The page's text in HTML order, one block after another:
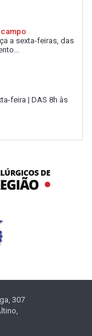
a sexta-feiras, das
feira | DAS 8h às
307